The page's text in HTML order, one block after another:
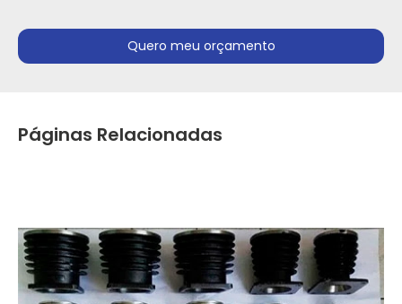
Quero meu orçamento
Páginas Relacionadas